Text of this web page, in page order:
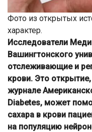
Фото из открытых
характер.
Исследователи
Вашингтонского
отслеживающие и
крови. Это
журнале
Diabetes, может
сахара в крови
на популяцию